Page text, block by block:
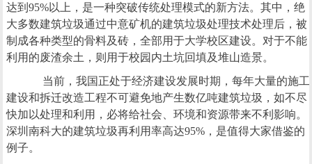
达到95%以上，是一种突破传统处理模式的新方法。其中，绝
大多数建筑垃圾通过中意矿机的建筑垃圾处理技术处理后，被
制成各种类型的骨料及砖，全部用于大学校区建设。对于不能
利用的废渣余土，则用于校园内土坑回填及堆山造景。
当前，我国正处于经济建设发展时期，每年大量的施工
建设和拆迁改造工程不可避免地产生数亿吨建筑垃圾，如不尽
快加以处理和利用，必将给社会、环境和资源带来不利影响。
深圳南科大的建筑垃圾再利用率高达95%，是值得大家借鉴的
例子。